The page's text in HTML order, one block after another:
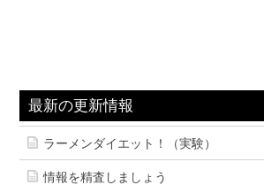
最新の更新情報
ラーメンダイエット！（実験）
情報を精査しましょう